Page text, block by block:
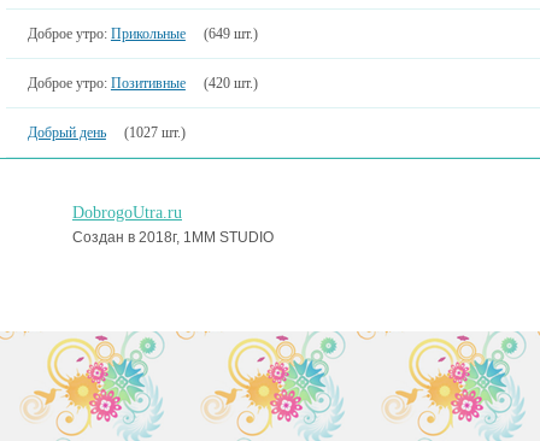
Доброе утро: Прикольные (649 шт.)
Доброе утро: Позитивные (420 шт.)
Добрый день (1027 шт.)
DobrogoUtra.ru
Создан в 2018г, 1MM STUDIO